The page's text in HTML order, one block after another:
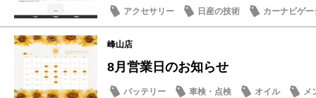
アクセサリー 日産の技術
カーナビゲ
日常の出来事
峰山店
8月営業日のお知らせ
バッテリー 車検・点検 オイル メ